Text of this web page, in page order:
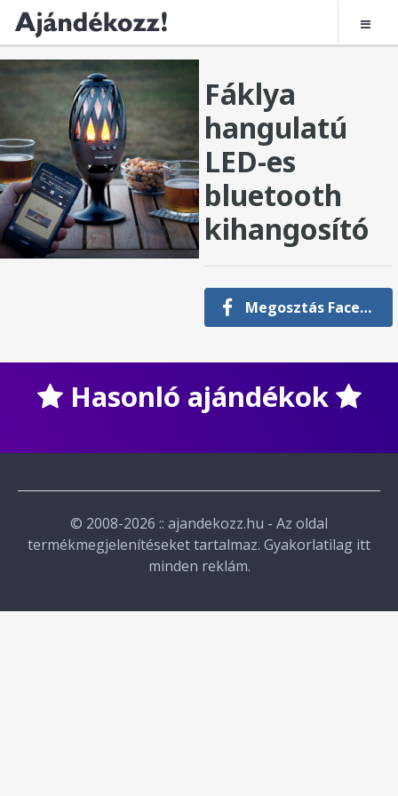
Fáklya
hangulatú
LED-es
bluetooth
kihangosító
Megosztás Facebookon
Hasonló ajándékok
© 2008-2026 :: ajandekozz.hu - Az oldal
termékmegjelenítéseket tartalmaz. Gyakorlatilag itt
minden reklám.